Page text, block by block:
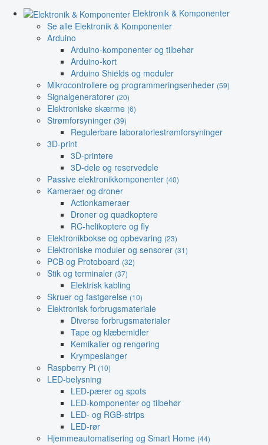
Elektronik & Komponenter
Se alle Elektronik & Komponenter
Arduino
Arduino-komponenter og tilbehør
Arduino-kort
Arduino Shields og moduler
Mikrocontrollere og programmeringsenheder (59)
Signalgeneratorer (20)
Elektroniske skærme (6)
Strømforsyninger (39)
Regulerbare laboratoriestrømforsyninger
3D-print
3D-printere
3D-dele og reservedele
Passive elektronikkomponenter (40)
Kameraer og droner
Actionkameraer
Droner og quadkoptere
RC-helikoptere og fly
Elektronikbokse og opbevaring (23)
Elektroniske moduler og sensorer (31)
PCB og Protoboard (32)
Stik og terminaler (37)
Elektrisk kabling
Skruer og fastgørelse (10)
Elektronisk forbrugsmateriale
Diverse forbrugsmaterialer
Tape og klæbemidler
Kemikalier og rengøring
Krympeslanger
Raspberry Pi (10)
LED-belysning
LED-pærer og spots
LED-komponenter og tilbehør
LED- og RGB-strips
LED-rør
Hjemmeautomatisering og Smart Home (44)